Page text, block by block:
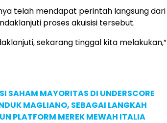
telah mendapat perintah langsung dari
proses akuisisi tersebut.
sekarang tinggal kita melakukan,”
SAHAM MAYORITAS DI UNDERSCORE
MAGLIANO, SEBAGAI LANGKAH
PLATFORM MEREK MEWAH ITALIA